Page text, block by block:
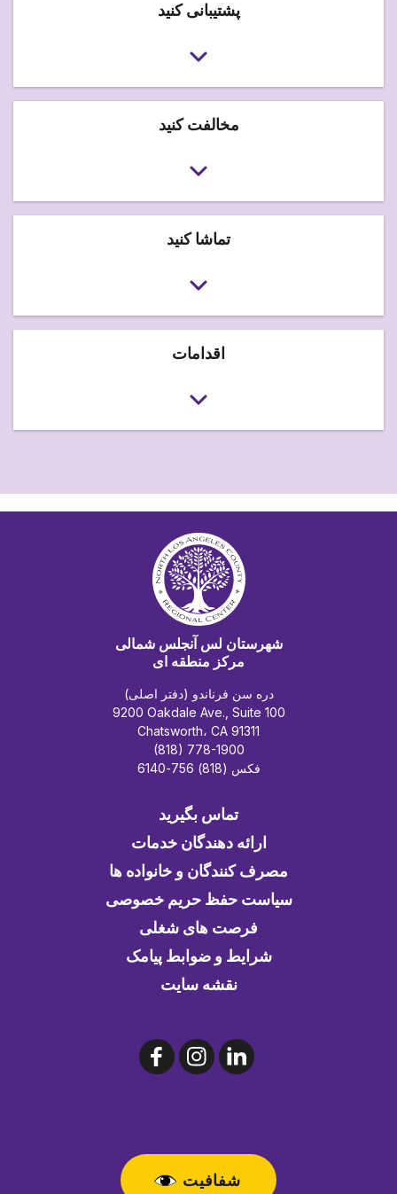
پشتیبانی کنید
مخالفت کنید
تماشا کنید
اقدامات
شهرستان لس آنجلس شمالی
مرکز منطقه ای
دره سن فرناندو (دفتر اصلی)
9200 Oakdale Ave., Suite 100
Chatsworth، CA 91311
(818) 778-1900
فکس (818) 756-6140
تماس بگیرید
ارائه دهندگان خدمات
مصرف کنندگان و خانواده ها
سیاست حفظ حریم خصوصی
فرصت های شغلی
شرایط و ضوابط پیامک
نقشه سایت
شفافیت